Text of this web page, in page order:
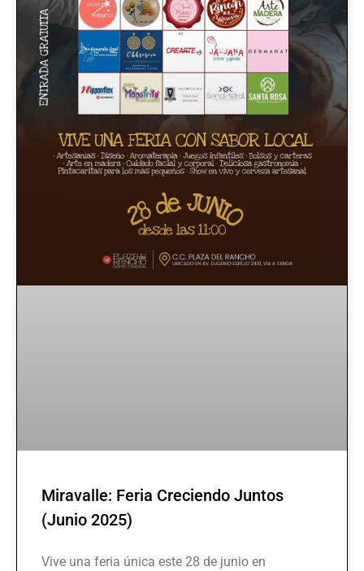
Miravalle: Feria Creciendo Juntos
(Junio 2025)
Vive una feria única este 28 de junio en